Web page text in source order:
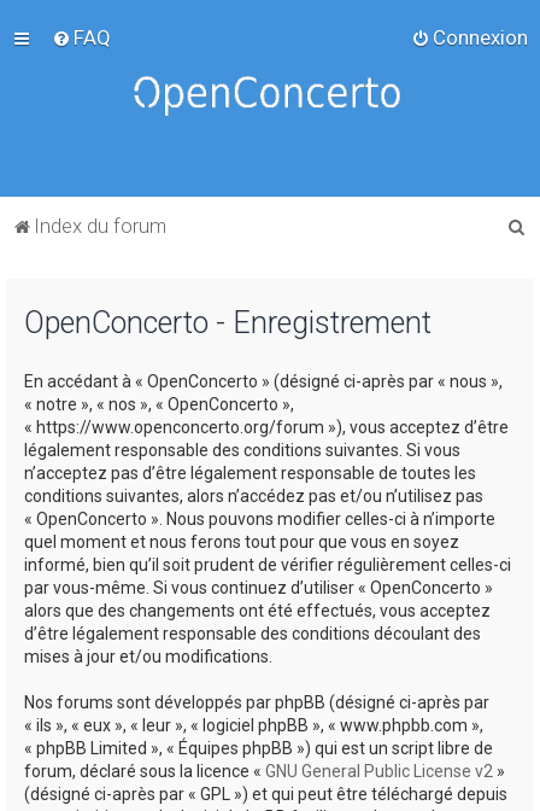
FAQ Connexion
Index du forum
OpenConcerto - Enregistrement
En accédant à « OpenConcerto » (désigné ci-après par « nous »,
« notre », « nos », « OpenConcerto »,
« https://www.openconcerto.org/forum »), vous acceptez d’être
légalement responsable des conditions suivantes. Si vous
n’acceptez pas d’être légalement responsable de toutes les
conditions suivantes, alors n’accédez pas et/ou n’utilisez pas
« OpenConcerto ». Nous pouvons modifier celles-ci à n’importe
quel moment et nous ferons tout pour que vous en soyez
informé, bien qu’il soit prudent de vérifier régulièrement celles-ci
par vous-même. Si vous continuez d’utiliser « OpenConcerto »
alors que des changements ont été effectués, vous acceptez
d’être légalement responsable des conditions découlant des
mises à jour et/ou modifications.
Nos forums sont développés par phpBB (désigné ci-après par
« ils », « eux », « leur », « logiciel phpBB », « www.phpbb.com »,
« phpBB Limited », « Équipes phpBB ») qui est un script libre de
forum, déclaré sous la licence « GNU General Public License v2 »
(désigné ci-après par « GPL ») et qui peut être téléchargé depuis